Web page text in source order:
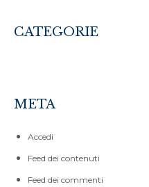
CATEGORIE
META
Accedi
Feed dei contenuti
Feed dei commenti